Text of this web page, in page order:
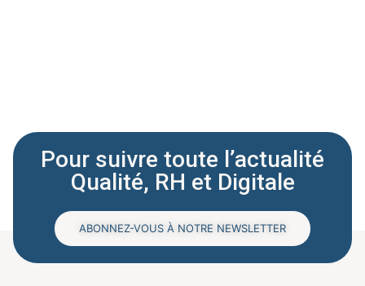
Pour suivre toute l’actualité
Qualité, RH et Digitale
ABONNEZ-VOUS À NOTRE NEWSLETTER